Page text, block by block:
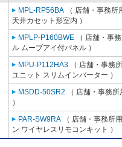
MPL-RP56BA （ 店舗・事務
天井カセット形室内 ）
MPLP-P160BWE （ 店舗・事
ル ムーブアイ付パネル ）
MPU-P112HA3 （ 店舗・事務
ユニット スリムインバーター ）
MSDD-50SR2 （ 店舗・事務
）
PAR-SW9RA （ 店舗・事務所
ン ワイヤレスリモコンキット ）